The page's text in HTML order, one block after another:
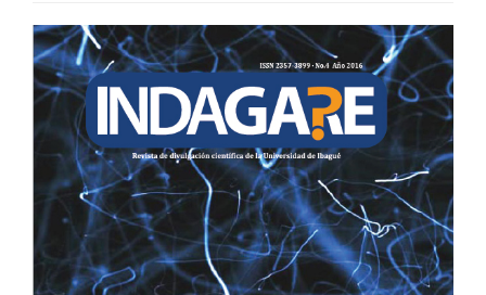
BARRA
LATERAL
DEL
ARTÍCULO